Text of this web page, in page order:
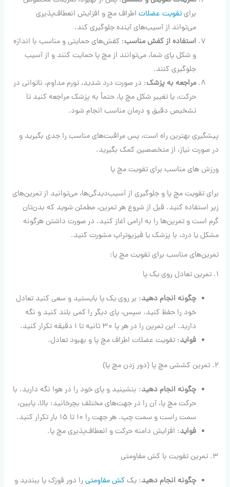
برایتقویت عضلات اطراف مچ و افزایش انعطاف‌پذیری
می‌تواند از آسیب‌های آینده جلوگیری کند.
استفاده از کفش مناسب: کفش‌های حمایتی و مناسب با اندازه
و شکل پای شما، می‌توانند از مچ پا حمایت کنند و از آسیب
جلوگیری کنند.
مراجعه به پزشک: در صورت درد شدید، تورم مداوم، ناتوانی در
حرکت، یا تغییر شکل مچ پا، حتماً به پزشک مراجعه کنید تا
تشخیص دقیق و درمان مناسب انجام شود.
پیشگیری بهترین راه است، پس مراقبت‌های مناسب را جدی بگیرید و
در صورت نیاز، از متخصصین کمک بگیرید.
ورزش های مناسب برای تقویت مچ پا
برای تقویت مچ پا و جلوگیری از آسیب‌دیدگی‌ها، می‌توانید از تمرین‌های
زیر استفاده کنید. قبل از شروع هر تمرین، مطمئن شوید که بدن‌تان
گرم است و تمرین‌ها را به آرامی آغاز کنید. در صورت داشتن هرگونه
مشکل یا درد، با پزشک یا فیزیوتراپ مشورت کنید.
تمرین‌های مناسب برای تقویت مچ پا:
۱. تمرین تعادل روی یک پا
چگونه انجام دهید: بر روی یک پا بایستید و سعی کنید تعادل
خود را حفظ کنید. سپس، پای دیگر را کمی بلند کنید و نگه
دارید. این تمرین را در هر پا ۳۰ ثانیه تا ۱ دقیقه تکرار کنید.
فواید: تقویت عضلات اطراف مچ پا و بهبود تعادل.
۲. تمرین کششی مچ پا (دور زدن مچ پا)
چگونه انجام دهید: بنشینید و پای خود را در هوا نگه دارید. با
حرکت مچ پا، آن را در جهت‌های مختلف بچرخانید: بالا، پایین،
سمت راست و سمت چپ. هر جهت را ۱۰ تا ۱۵ بار تکرار کنید.
فواید: افزایش دامنه حرکت و انعطاف‌پذیری مچ پا.
۳. تمرین تقویت با کش مقاومتی
چگونه انجام دهید: یککش مقاومتی را دور قوزک پا ببندید و